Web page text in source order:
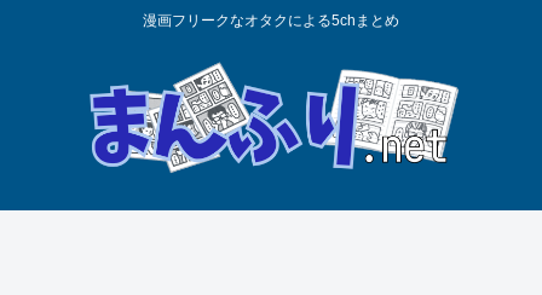
漫画フリークなオタクによる5chまとめ